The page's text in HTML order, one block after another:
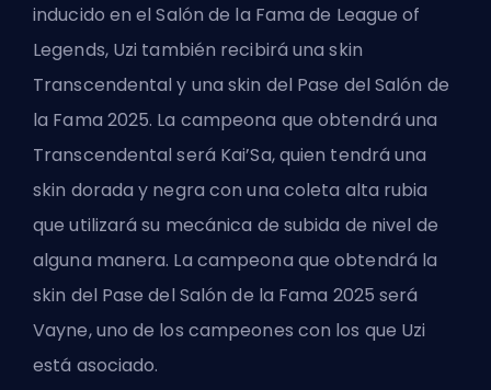
inducido en el Salón de la Fama de League of
Legends, Uzi también recibirá una skin
Transcendental y una skin del Pase del Salón de
la Fama 2025. La campeona que obtendrá una
Transcendental será Kai’Sa, quien tendrá una
skin dorada y negra con una coleta alta rubia
que utilizará su mecánica de subida de nivel de
alguna manera. La campeona que obtendrá la
skin del Pase del Salón de la Fama 2025 será
Vayne, uno de los campeones con los que Uzi
está asociado.